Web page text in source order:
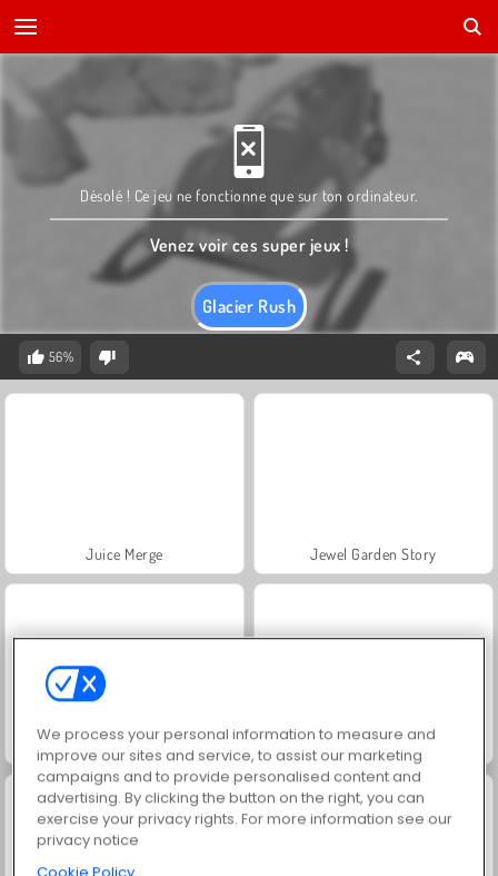
Glacier Rush
Désolé ! Ce jeu ne fonctionne que sur ton ordinateur.
Venez voir ces super jeux !
56%
Juice Merge Jewel Garden Story
Grand Mahjong Connect Trollface Quest: USA 2
We process your personal information to measure and
improve our sites and service, to assist our marketing
campaigns and to provide personalised content and
advertising. By clicking the button on the right, you can
exercise your privacy rights. For more information see our
privacy notice